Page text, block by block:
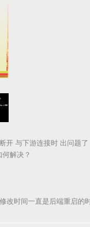
与下游连接时 出问题
解决？
改时间一直是后端重启的